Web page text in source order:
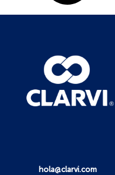
hola@clarvi.com